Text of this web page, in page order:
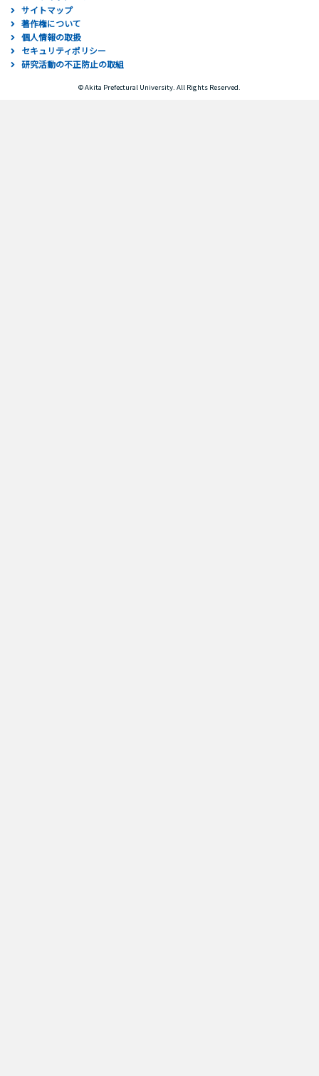
サイトマップ
著作権について
個人情報の取扱
セキュリティポリシー
研究活動の不正防止の取組
© Akita Prefectural University. All Rights Reserved.